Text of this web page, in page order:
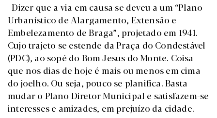
Dizer que a via em causa se deveu a um “Plano
Urbanístico de Alargamento, Extensão e
Embelezamento de Braga”, projetado em 1941.
Cujo trajeto se estende da Praça do Condestável
(PDC), ao sopé do Bom Jesus do Monte. Coisa
que nos dias de hoje é mais ou menos em cima
do joelho. Ou seja, pouco se planifica. Basta
mudar o Plano Diretor Municipal e satisfazem-se
interesses e amizades, em prejuízo da cidade.